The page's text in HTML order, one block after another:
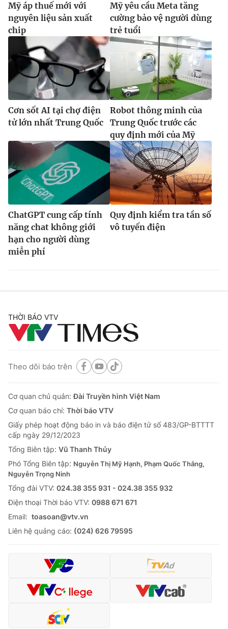
Mỹ áp thuế mới với
nguyên liệu sản xuất
chip
Mỹ yêu cầu Meta tăng
cường bảo vệ người dùng
trẻ tuổi
Cơn sốt AI tại chợ điện
tử lớn nhất Trung Quốc
Robot thông minh của
Trung Quốc trước các
quy định mới của Mỹ
ChatGPT cung cấp tính
năng chat không giới
hạn cho người dùng
miễn phí
Quy định kiểm tra tần số
vô tuyến điện
THỜI BÁO VTV
Theo dõi báo trên
Cơ quan chủ quản:Đài Truyền hình Việt Nam
Cơ quan báo chí: Thời báo VTV
Giấy phép hoạt động báo in và báo điện tử số 483/GP-BTTTT
cấp ngày 29/12/2023
Tổng Biên tập: Vũ Thanh Thủy
Phó Tổng Biên tập: Nguyễn Thị Mỹ Hạnh, Phạm Quốc Thắng,
Nguyễn Trọng Ninh
Tổng đài VTV: 024.38 355 931 - 024.38 355 932
Ðiện thoại Thời báo VTV: 0988 671 671
Email: toasoan@vtv.vn
Liên hệ quảng cáo: (024) 626 79595